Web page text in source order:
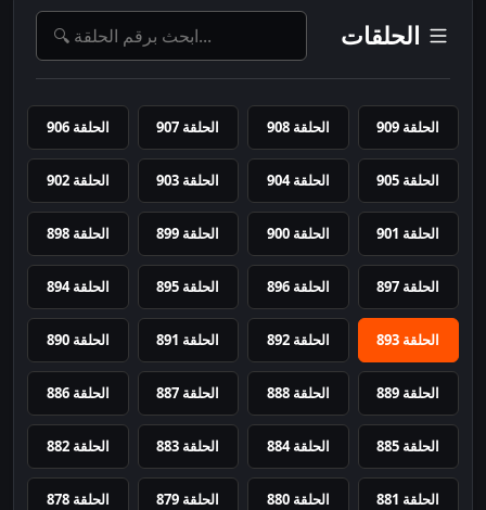
الحلقات
الحلقة 909 الحلقة 908 الحلقة 907 الحلقة 906
الحلقة 905 الحلقة 904 الحلقة 903 الحلقة 902
الحلقة 901 الحلقة 900 الحلقة 899 الحلقة 898
الحلقة 897 الحلقة 896 الحلقة 895 الحلقة 894
الحلقة 893 الحلقة 892 الحلقة 891 الحلقة 890
الحلقة 889 الحلقة 888 الحلقة 887 الحلقة 886
الحلقة 885 الحلقة 884 الحلقة 883 الحلقة 882
الحلقة 881 الحلقة 880 الحلقة 879 الحلقة 878